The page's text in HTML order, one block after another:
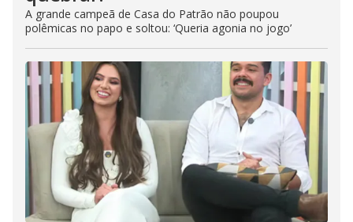
A grande campeã de Casa do Patrão não poupou
polêmicas no papo e soltou: ‘Queria agonia no jogo’